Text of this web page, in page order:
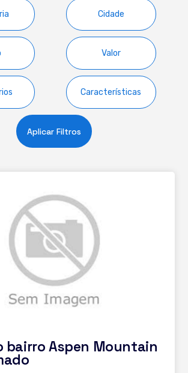
Cidade
Valor
Características
Aplicar Filtros
bairro Aspen Mountain